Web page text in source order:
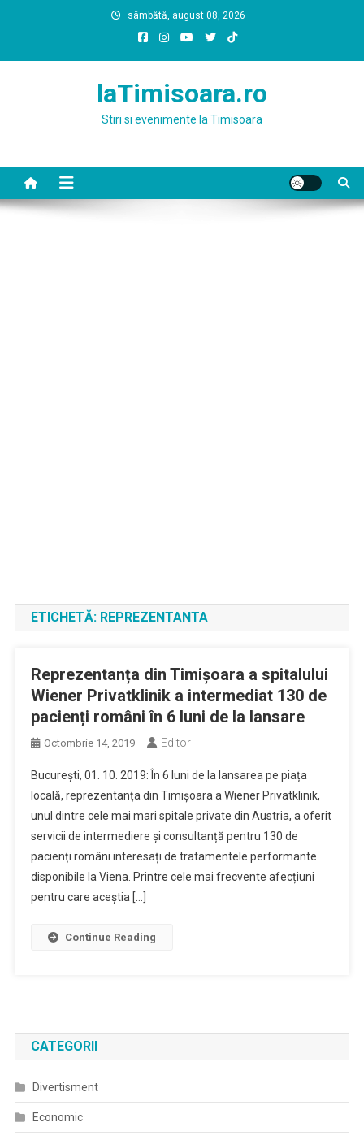
sâmbătă, august 08, 2026
laTimisoara.ro
Stiri si evenimente la Timisoara
ETICHETĂ: REPREZENTANTA
Reprezentanța din Timișoara a spitalului
Wiener Privatklinik a intermediat 130 de
pacienți români în 6 luni de la lansare
Octombrie 14, 2019 Editor
București, 01. 10. 2019: În 6 luni de la lansarea pe piața
locală, reprezentanța din Timișoara a Wiener Privatklinik,
unul dintre cele mai mari spitale private din Austria, a oferit
servicii de intermediere și consultanță pentru 130 de
pacienți români interesați de tratamentele performante
disponibile la Viena. Printre cele mai frecvente afecțiuni
pentru care aceștia […]
Continue Reading
CATEGORII
Divertisment
Economic